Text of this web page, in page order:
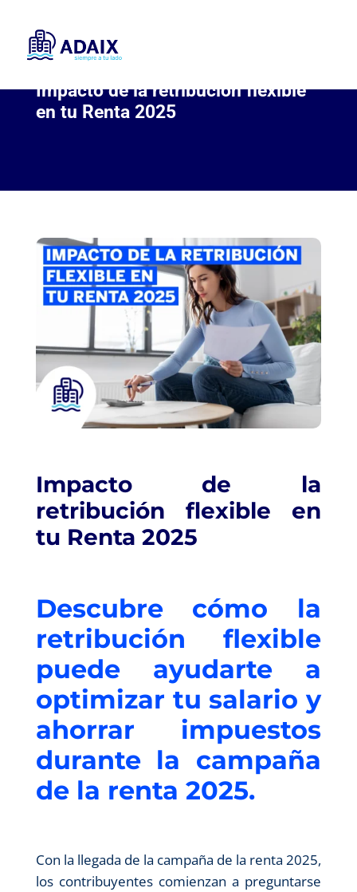
Impacto de la retribución flexible
en tu Renta 2025
Impacto de la
retribución flexible en
tu Renta 2025
Descubre cómo la
retribución flexible
puede ayudarte a
optimizar tu salario y
ahorrar impuestos
durante la campaña
de la renta 2025.
Con la llegada de la campaña de la renta 2025,
los contribuyentes comienzan a preguntarse